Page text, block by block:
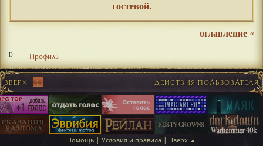
гостевой.
оглавление «
0 Профиль
ВВЕРХ 1 ДЕЙСТВИЯ ПОЛЬЗОВАТЕЛЯ
Помощь | Условия и правила | Вверх ▲